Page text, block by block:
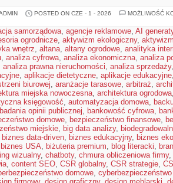
POSTED ON CZE - 1 - 2026
MOŻLIWOŚĆ
samorządowa, agencje reklamowe, AI
ogrodnicze, aktywizm ekologiczny,
wnętrz, altana, altany ogrodowe, analityka
, analiza cyfrowa, analiza ekonomiczna, analiza
analiza prawna nieruchomości, analiza sprzedaży
, aplikacje dietetyczne, aplikacje edukacyjne
biurowej, aranżacje tarasowe, arbitraż,
miejska nowoczesna, architektura ogrodowa
księgowość, automatyzacja domowa,
badania opinii publicznej, bankowość cyfrowa,
domowe, bezpieczeństwo finansowe,
miejskie, big data analizy,
biznes data-driven, biznes edukacyjny, biznes
biznes USA, biżuteria premium, blog literacki,
wizualny, chatboty, chmura obliczeniowa firmy,
, content SEO, CSR globalny, CSR strategie,
domowe,